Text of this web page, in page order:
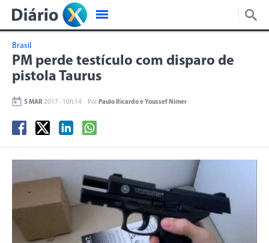
Brasil
PM perde testículo com disparo de
pistola Taurus
5 MAR 2017 - 10h:14 Por Paulo Ricardo e Youssef Nimer